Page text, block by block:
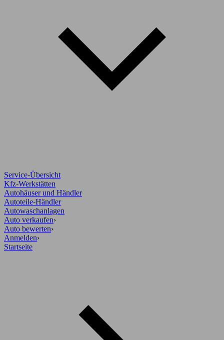
Service-Übersicht
Kfz-Werkstätten
Autohäuser und Händler
Autoteile-Händler
Autowaschanlagen
Auto verkaufen›
Auto bewerten›
Anmelden›
Startseite